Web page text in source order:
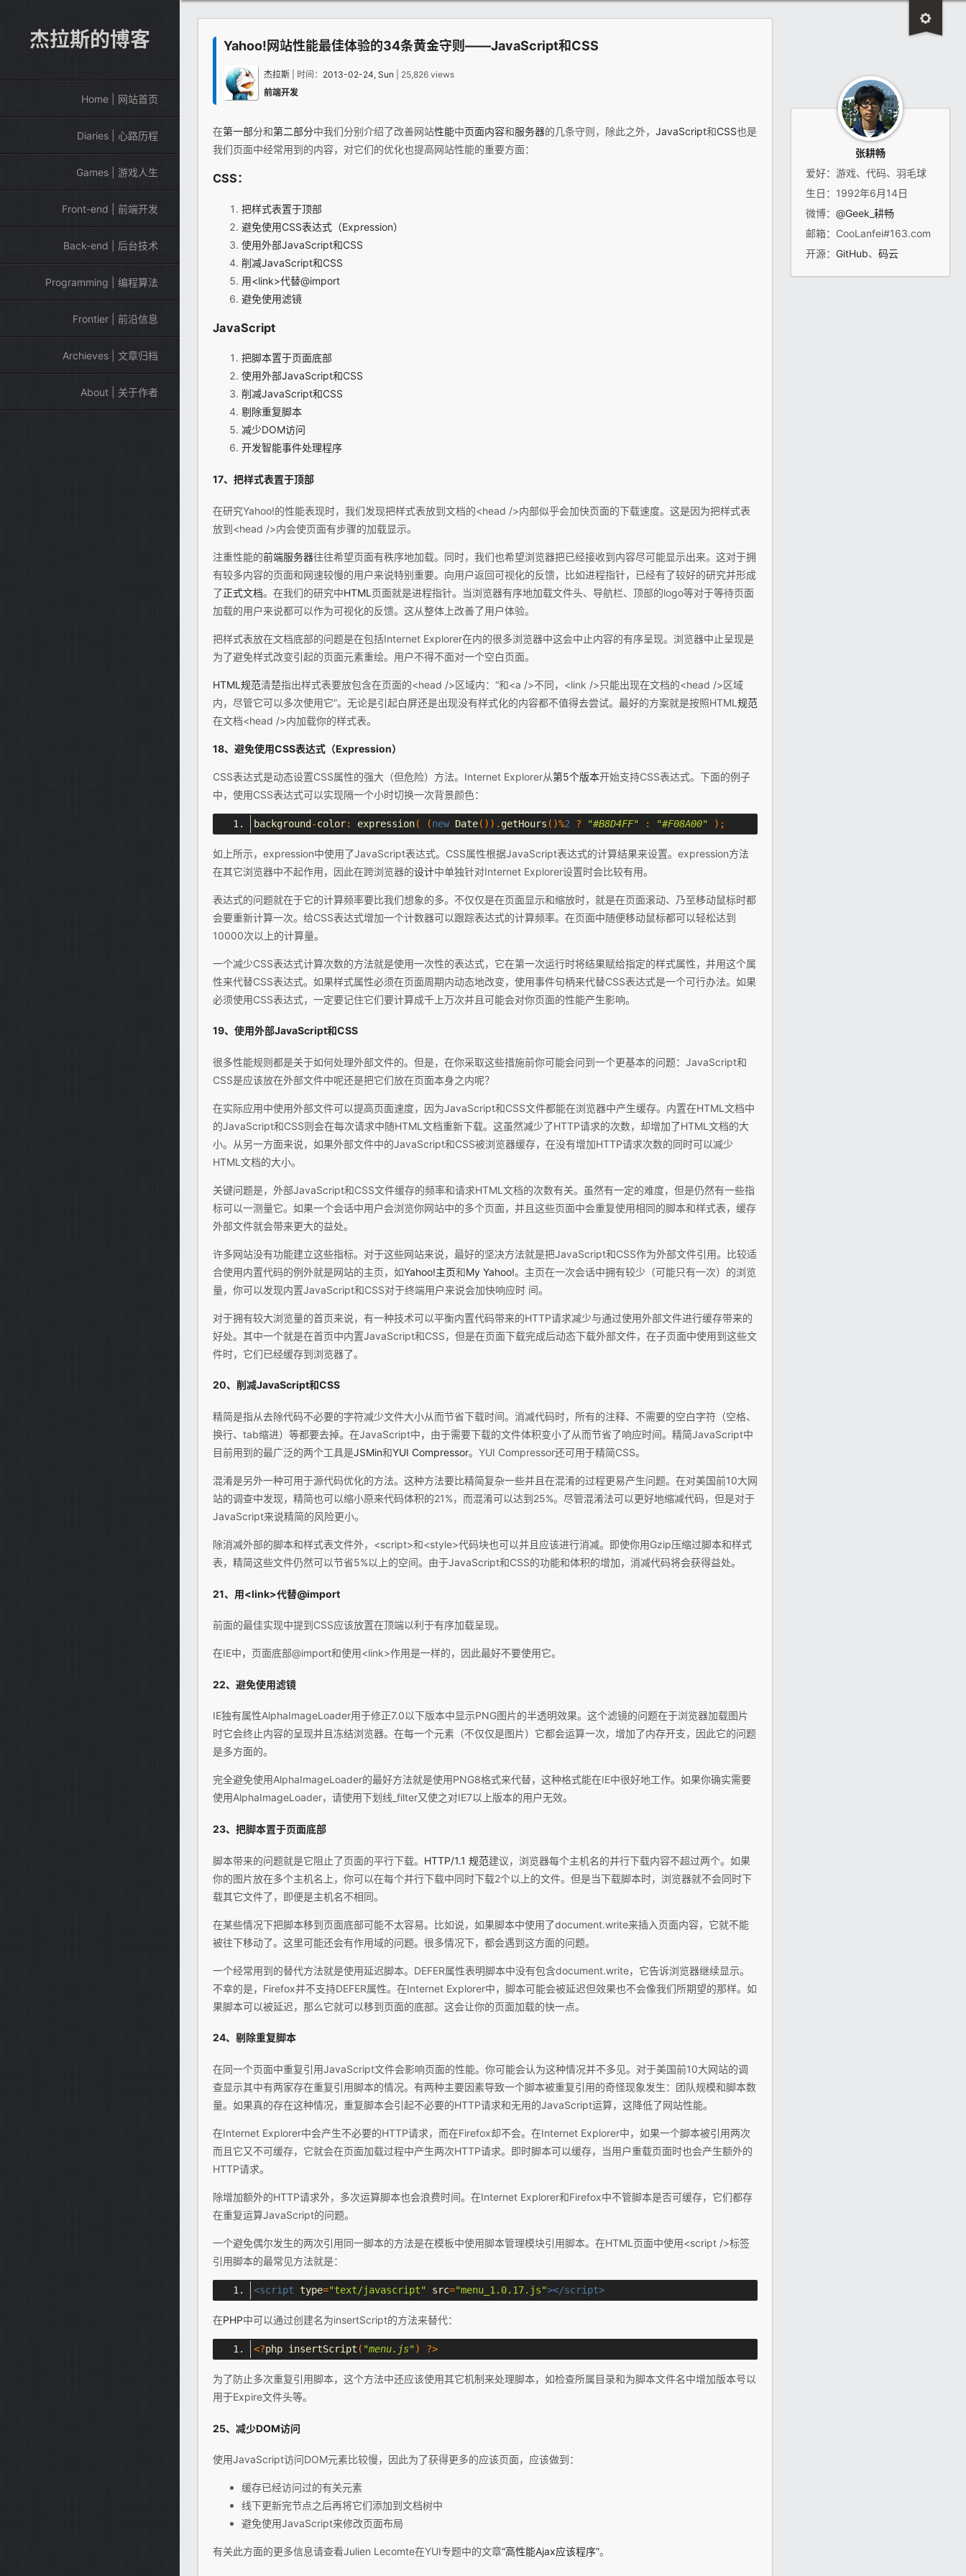
Yahoo!网站性能最佳体验的34条黄金守则——JavaScript和CSS
杰拉斯 | 时间： 2013-02-24, Sun | 25,826 views
前端开发
在第一部分和第二部分中我们分别介绍了改善网站性能中页面内容和服务器的几条守则，除此之外， JavaScript和CSS也是
我们页面中经常用到的内容，对它们的优化也提高网站性能的重要方面：
CSS：
把样式表置于顶部
避免使用CSS表达式（Expression）
使用外部JavaScript和CSS
削减JavaScript和CSS
用<link>代替@import
避免使用滤镜
JavaScript
把脚本置于页面底部
使用外部JavaScript和CSS
削减JavaScript和CSS
剔除重复脚本
减少DOM访问
开发智能事件处理程序
17、把样式表置于顶部
在研究Yahoo!的性能表现时，我们发现把样式表放到文档的<head />内部似乎会加快页面的下载速度。这是因为把样式表
放到<head />内会使页面有步骤的加载显示。
注重性能的前端服务器往往希望页面有秩序地加载。同时，我们也希望浏览器把已经接收到内容尽可能显示出来。这对于拥
有较多内容的页面和网速较慢的用户来说特别重要。向用户返回可视化的反馈，比如进程指针，已经有了较好的研究并形成
了正式文档。在我们的研究中HTML 页面就是进程指针。当浏览器有序地加载文件头、导航栏、顶部的logo等对于等待页面
加载的用户来说都可以作为可视化的反馈。这从整体上改善了用户体验。
把样式表放在文档底部的问题是在包括Internet Explorer在内的很多浏览器中这会中止内容的有序呈现。浏览器中止呈现是
为了避免样式改变引起的页面元素重绘。用户不得不面对一个空白页面。
HTML规范清楚指出样式表要放包含在页面的<head />区域内：“和<a />不同，<link />只能出现在文档的<head />区域
内，尽管它可以多次使用它”。无论是引起白屏还是出现没有样式化的内容都不值得去尝试。最好的方案就是按照HTML 规范
在文档<head />内加载你的样式表。
18、避免使用CSS表达式（Expression）
CSS表达式是动态设置CSS属性的强大（但危险）方法。Internet Explorer从第5个版本开始支持CSS表达式。下面的例子
中，使用CSS表达式可以实现隔一个小时切换一次背景颜色：
background-color: expression( (new Date()). getHours ()%2 ? "#B8D4FF" : "#F08A00" );
如上所示，expression中使用了JavaScript表达式。CSS属性根据JavaScript表达式的计算结果来设置。expression方法
在其它浏览器中不起作用，因此在跨浏览器的设计中单独针对Internet Explorer设置时会比较有用。
表达式的问题就在于它的计算频率要比我们想象的多。不仅仅是在页面显示和缩放时，就是在页面滚动、乃至移动鼠标时都
会要重新计算一次。给CSS表达式增加一个计数器可以跟踪表达式的计算频率。在页面中随便移动鼠标都可以轻松达到
10000次以上的计算量。
一个减少CSS表达式计算次数的方法就是使用一次性的表达式，它在第一次运行时将结果赋给指定的样式属性，并用这个属
性来代替CSS表达式。如果样式属性必须在页面周期内动态地改变，使用事件句柄来代替CSS表达式是一个可行办法。如果
必须使用CSS表达式，一定要记住它们要计算成千上万次并且可能会对你页面的性能产生影响。
19、使用外部JavaScript和CSS
很多性能规则都是关于如何处理外部文件的。但是，在你采取这些措施前你可能会问到一个更基本的问题：JavaScript和
CSS是应该放在外部文件中呢还是把它们放在页面本身之内呢？
在实际应用中使用外部文件可以提高页面速度，因为JavaScript和CSS文件都能在浏览器中产生缓存。内置在HTML文档中
的JavaScript和CSS则会在每次请求中随HTML文档重新下载。这虽然减少了HTTP请求的次数，却增加了HTML文档的大
小。从另一方面来说，如果外部文件中的JavaScript和CSS被浏览器缓存，在没有增加HTTP请求次数的同时可以减少
HTML文档的大小。
关键问题是，外部JavaScript和CSS文件缓存的频率和请求HTML文档的次数有关。虽然有一定的难度，但是仍然有一些指
标可以一测量它。如果一个会话中用户会浏览你网站中的多个页面，并且这些页面中会重复使用相同的脚本和样式表，缓存
外部文件就会带来更大的益处。
许多网站没有功能建立这些指标。对于这些网站来说，最好的坚决方法就是把JavaScript和CSS作为外部文件引用。比较适
合使用内置代码的例外就是网站的主页，如Yahoo!主页和My Yahoo!。主页在一次会话中拥有较少（可能只有一次）的浏览
量，你可以发现内置JavaScript和CSS对于终端用户来说会加快响应时 间。
对于拥有较大浏览量的首页来说，有一种技术可以平衡内置代码带来的HTTP请求减少与通过使用外部文件进行缓存带来的
好处。其中一个就是在首页中内置JavaScript和CSS，但是在页面下载完成后动态下载外部文件，在子页面中使用到这些文
件时，它们已经缓存到浏览器了。
20、削减JavaScript和CSS
精简是指从去除代码不必要的字符减少文件大小从而节省下载时间。消减代码时，所有的注释、不需要的空白字符（空格、
换行、tab缩进）等都要去掉。在JavaScript中，由于需要下载的文件体积变小了从而节省了响应时间。精简JavaScript中
目前用到的最广泛的两个工具是JSMin和YUI Compressor。YUI Compressor还可用于精简CSS。
混淆是另外一种可用于源代码优化的方法。这种方法要比精简复杂一些并且在混淆的过程更易产生问题。在对美国前10大网
站的调查中发现，精简也可以缩小原来代码体积的21%，而混淆可以达到25%。尽管混淆法可以更好地缩减代码，但是对于
JavaScript来说精简的风险更小。
除消减外部的脚本和样式表文件外，<script>和<style>代码块也可以并且应该进行消减。即使你用Gzip压缩过脚本和样式
表，精简这些文件仍然可以节省5%以上的空间。由于JavaScript和CSS的功能和体积的增加，消减代码将会获得益处。
21、用<link>代替@import
前面的最佳实现中提到CSS应该放置在顶端以利于有序加载呈现。
在IE中，页面底部@import和使用<link>作用是一样的，因此最好不要使用它。
22、避免使用滤镜
IE独有属性AlphaImageLoader用于修正7.0以下版本中显示PNG图片的半透明效果。这个滤镜的问题在于浏览器加载图片
时它会终止内容的呈现并且冻结浏览器。在每一个元素（不仅仅是图片）它都会运算一次，增加了内存开支，因此它的问题
是多方面的。
完全避免使用AlphaImageLoader的最好方法就是使用PNG8格式来代替，这种格式能在IE中很好地工作。如果你确实需要
使用AlphaImageLoader，请使用下划线_filter又使之对IE7以上版本的用户无效。
23、把脚本置于页面底部
脚本带来的问题就是它阻止了页面的平行下载。 HTTP/1.1 规范建议，浏览器每个主机名的并行下载内容不超过两个。如果
你的图片放在多个主机名上，你可以在每个并行下载中同时下载2个以上的文件。但是当下载脚本时，浏览器就不会同时下
载其它文件了，即便是主机名不相同。
在某些情况下把脚本移到页面底部可能不太容易。比如说，如果脚本中使用了document.write来插入页面内容，它就不能
被往下移动了。这里可能还会有作用域的问题。很多情况下，都会遇到这方面的问题。
一个经常用到的替代方法就是使用延迟脚本。DEFER属性表明脚本中没有包含document.write，它告诉浏览器继续显示。
不幸的是，Firefox并不支持DEFER属性。在Internet Explorer中，脚本可能会被延迟但效果也不会像我们所期望的那样。如
果脚本可以被延迟，那么它就可以移到页面的底部。这会让你的页面加载的快一点。
24、剔除重复脚本
在同一个页面中重复引用JavaScript文件会影响页面的性能。你可能会认为这种情况并不多见。对于美国前10大网站的调
查显示其中有两家存在重复引用脚本的情况。有两种主要因素导致一个脚本被重复引用的奇怪现象发生：团队规模和脚本数
量。如果真的存在这种情况，重复脚本会引起不必要的HTTP请求和无用的JavaScript运算，这降低了网站性能。
在Internet Explorer中会产生不必要的HTTP请求，而在Firefox却不会。在Internet Explorer中，如果一个脚本被引用两次
而且它又不可缓存，它就会在页面加载过程中产生两次HTTP请求。即时脚本可以缓存，当用户重载页面时也会产生额外的
HTTP请求。
除增加额外的HTTP请求外，多次运算脚本也会浪费时间。在Internet Explorer和Firefox中不管脚本是否可缓存，它们都存
在重复运算JavaScript的问题。
一个避免偶尔发生的两次引用同一脚本的方法是在模板中使用脚本管理模块引用脚本。在HTML页面中使用<script />标签
引用脚本的最常见方法就是：
<script type="text/javascript" src="menu_1.0.17.js"></script>
在PHP中可以通过创建名为insertScript的方法来替代：
<?php insertScript ( "menu.js" ) ?>
为了防止多次重复引用脚本，这个方法中还应该使用其它机制来处理脚本，如检查所属目录和为脚本文件名中增加版本号以
用于Expire文件头等。
25、减少DOM访问
使用JavaScript访问DOM元素比较慢，因此为了获得更多的应该页面，应该做到：
缓存已经访问过的有关元素
线下更新完节点之后再将它们添加到文档树中
避免使用JavaScript来修改页面布局
有关此方面的更多信息请查看Julien Lecomte在YUI专题中的文章“高性能Ajax应该程序”。
杰拉斯的博客
Home | 网站首页
Diaries | 心路历程
Games | 游戏人生
Front-end | 前端开发
Back-end | 后台技术
Programming | 编程算法
Frontier | 前沿信息
Archieves | 文章归档
About | 关于作者
张耕畅
爱好：游戏、代码、羽毛球
生日：1992年6月14日
微博： @Geek_耕畅
邮箱：CooLanfei#163.com
开源： GitHub、 码云